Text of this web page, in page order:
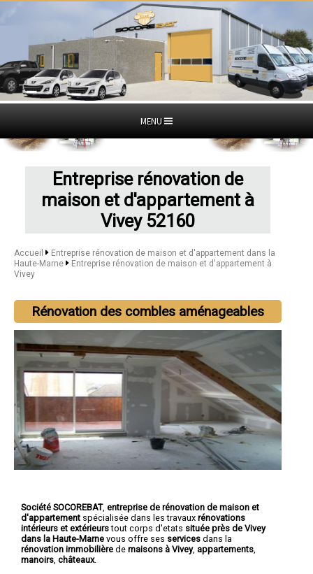
MENU
Entreprise rénovation de
maison et d'appartement à
Vivey 52160
Accueil
Entreprise rénovation de maison et d'appartement dans la
Haute-Marne
Entreprise rénovation de maison et d'appartement à
Vivey
Rénovation des combles aménageables
Société SOCOREBAT, entreprise de rénovation de maison et
d'appartement spécialisée dans les travaux rénovations
intérieurs et extérieurstout corps d'etats située près de Vivey
dans la Haute-Marne vous offre ses services dans la
rénovation immobilière de maisons à Vivey, appartements
manoirs châteaux.